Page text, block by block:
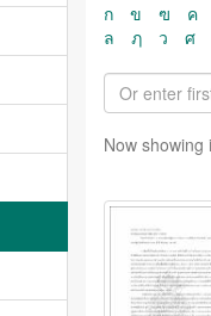
ก
ข ฃ ค
ล
ฦ ว ศ
Now